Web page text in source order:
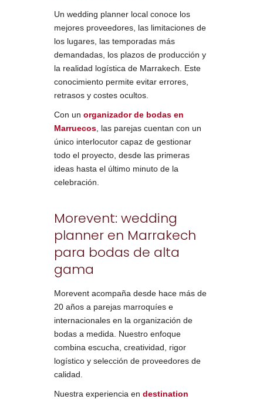
Un wedding planner local conoce los
mejores proveedores, las limitaciones de
los lugares, las temporadas más
demandadas, los plazos de producción y
la realidad logística de Marrakech. Este
conocimiento permite evitar errores,
retrasos y costes ocultos.
Con un organizador de bodas en
Marruecos , las parejas cuentan con un
único interlocutor capaz de gestionar
todo el proyecto, desde las primeras
ideas hasta el último minuto de la
celebración.
Morevent: wedding
planner en Marrakech
para bodas de alta
gama
Morevent acompaña desde hace más de
20 años a parejas marroquíes e
internacionales en la organización de
bodas a medida. Nuestro enfoque
combina escucha, creatividad, rigor
logístico y selección de proveedores de
calidad.
Nuestra experiencia en destination